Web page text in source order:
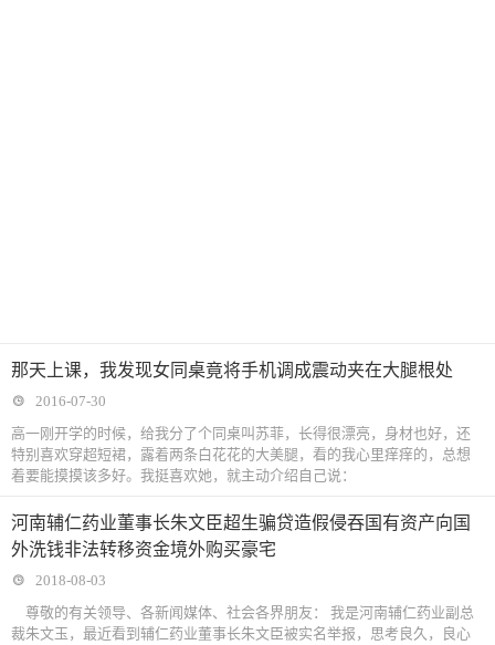
那天上课，我发现女同桌竟将手机调成震动夹在大腿根处
2016-07-30
高一刚开学的时候，给我分了个同桌叫苏菲，长得很漂亮，身材也好，还
特别喜欢穿超短裙，露着两条白花花的大美腿，看的我心里痒痒的，总想
着要能摸摸该多好。我挺喜欢她，就主动介绍自己说：
河南辅仁药业董事长朱文臣超生骗贷造假侵吞国有资产向国
外洗钱非法转移资金境外购买豪宅
2018-08-03
尊敬的有关领导、各新闻媒体、社会各界朋友： 我是河南辅仁药业副总
裁朱文玉，最近看到辅仁药业董事长朱文臣被实名举报，思考良久，良心